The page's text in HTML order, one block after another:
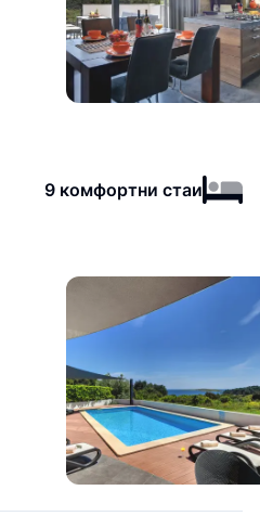
9 комфортни стаи